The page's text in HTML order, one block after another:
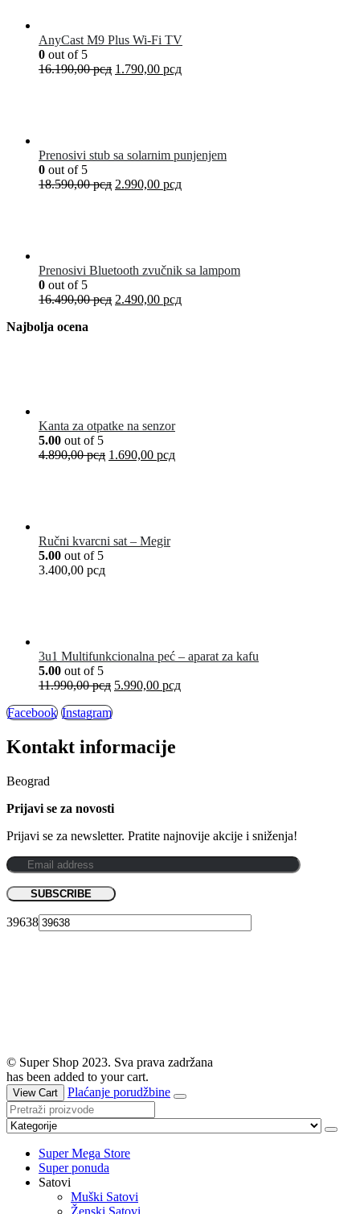
AnyCast M9 Plus Wi-Fi TV
0 out of 5
16.190,00рсд 1.790,00 рсд
Prenosivi stub sa solarnim punjenjem
0 out of 5
18.590,00рсд 2.990,00 рсд
Prenosivi Bluetooth zvučnik sa lampom
0 out of 5
16.490,00рсд 2.490,00 рсд
Najbolja ocena
Kanta za otpatke na senzor
5.00 out of 5
4.890,00рсд 1.690,00 рсд
Ručni kvarcni sat – Megir
5.00 out of 5
3.400,00 рсд
3u1 Multifunkcionalna peć – aparat za kafu
5.00 out of 5
11.990,00рсд 5.990,00 рсд
Facebook Instagram
Kontakt informacije
Beograd
Prijavi se za novosti
Prijavi se za newsletter. Pratite najnovije akcije i sniženja!
39638
© Super Shop 2023. Sva prava zadržana
has been added to your cart.
View Cart Plaćanje porudžbine
Super Mega Store
Super ponuda
Satovi
Muški Satovi
Ženski Satovi